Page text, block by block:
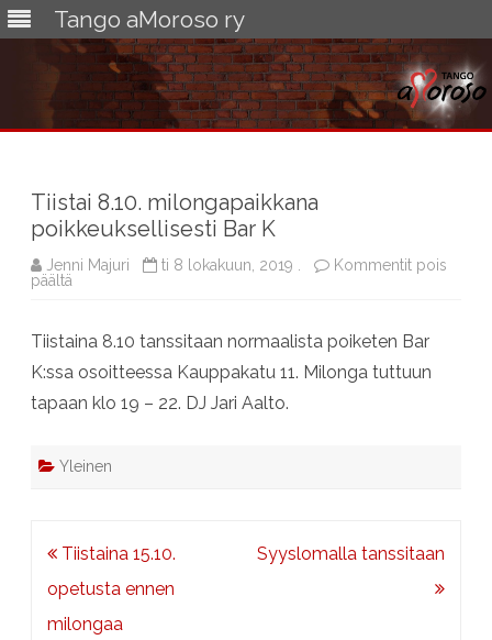
Tango aMoroso ry
Tiistai 8.10. milongapaikkana
poikkeuksellisesti Bar K
Jenni Majuri ti 8 lokakuun, 2019 .
Kommentit pois
päältä artikkelissa
poikkeuksellisesti
K
Tiistaina 8.10 tanssitaan normaalista poiketen Bar
K:ssa osoitteessa Kauppakatu 11. Milonga tuttuun
tapaan klo 19 – 22. DJ Jari Aalto.
Yleinen
Artikkelien
selaus
Tiistaina 15.10.
opetusta ennen
milongaa
Syyslomalla tanssitaan